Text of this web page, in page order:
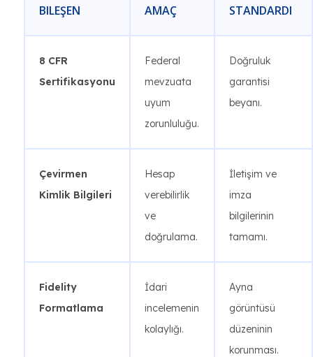
BILEŞEN AMAÇ
STANDARDI
8 CFR
Sertifikasyonu
Federal
mevzuata
uyum
zorunluluğu.
Doğruluk
garantisi
beyanı.
Çevirmen
Kimlik Bilgileri
Hesap
verebilirlik
ve
doğrulama.
İletişim ve
imza
bilgilerinin
tamamı.
Fidelity
Formatlama
İdari
incelemenin
kolaylığı.
Ayna
görüntüsü
düzeninin
korunması.